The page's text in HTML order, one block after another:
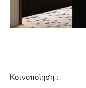
Κοινοποίηση :